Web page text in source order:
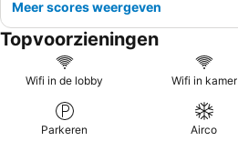
Meer scores weergeven
Topvoorzieningen
Wifi in de lobby Wifi in kamer
Parkeren Airco